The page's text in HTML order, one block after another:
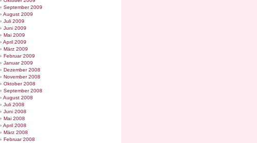
September 2009
August 2009
Juli 2009
Juni 2009
Mai 2009
April 2009
März 2009
Februar 2009
Januar 2009
Dezember 2008
November 2008
Oktober 2008
September 2008
August 2008
Juli 2008
Juni 2008
Mai 2008
April 2008
März 2008
Februar 2008